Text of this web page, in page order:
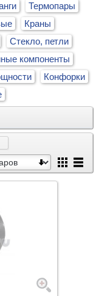
Термопары
Краны
Стекло, петли
компоненты
Конфорки